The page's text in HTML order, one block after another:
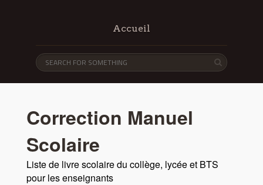
Accueil
Correction Manuel
Scolaire
Liste de livre scolaire du collège, lycée et BTS
pour les enseignants